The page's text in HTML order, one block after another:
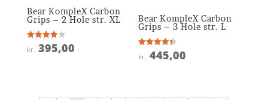
Bear KompleX Carbon
Grips – 2 Hole str. XL
Vurderet
3.9
kr. 395,00
Bear KompleX Carbon
Grips – 3 Hole str. L
Vurderet
4.4
kr. 445,00